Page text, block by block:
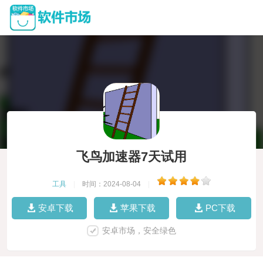
飞鸟加速器7天试用
工具 时间：2024-08-04
安卓下载 苹果下载 PC下载
安卓市场，安全绿色